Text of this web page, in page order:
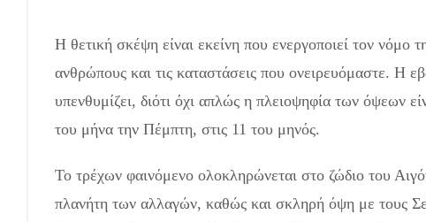
Η θετική σκέψη είναι εκείνη που ενεργοποιεί τον νόμο
ανθρώπους και τις καταστάσεις που ονειρευόμαστε. Η
υπενθυμίζει, διότι όχι απλώς η πλειοψηφία των όψεων
του μήνα την Πέμπτη, στις 11 του μηνός.
Το τρέχων φαινόμενο ολοκληρώνεται στο ζώδιο του
πλανήτη των αλλαγών, καθώς και σκληρή όψη με τους